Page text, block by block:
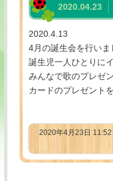
2020.04.23
2020.4.13
4月の誕生会を行いま
誕生児一人ひとりに
みんなで歌のプレゼ
カードのプレゼント
2020年4月23日